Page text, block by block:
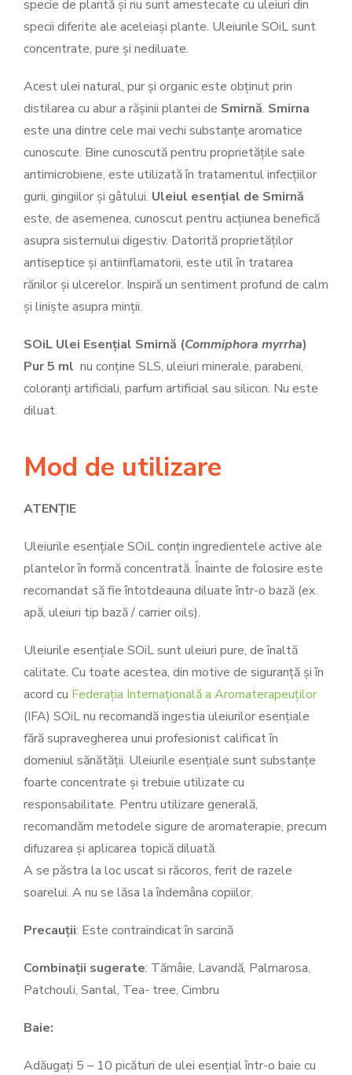
specie de plantă și nu sunt amestecate cu uleiuri din
specii diferite ale aceleiași plante. Uleiurile SOiL sunt
concentrate, pure și nediluate.
Acest ulei natural, pur și organic este obținut prin
distilarea cu abur a rășinii plantei de Smirnă. Smirna
este una dintre cele mai vechi substanțe aromatice
cunoscute. Bine cunoscută pentru proprietățile sale
antimicrobiene, este utilizată în tratamentul infecțiilor
gurii, gingiilor și gâtului. Uleiul esențial de Smirnă
este, de asemenea, cunoscut pentru acțiunea benefică
asupra sistemului digestiv. Datorită proprietăților
antiseptice și antiinflamatorii, este util în tratarea
rănilor și ulcerelor. Inspiră un sentiment profund de calm
și liniște asupra minții.
SOiL Ulei Esențial Smirnă (Commiphora myrrha)
Pur 5 ml nu conține SLS, uleiuri minerale, parabeni,
coloranți artificiali, parfum artificial sau silicon. Nu este
diluat.
Mod de utilizare
ATENȚIE
Uleiurile esențiale SOiL conțin ingredientele active ale
plantelor în formă concentrată. Înainte de folosire este
recomandat să fie întotdeauna diluate într-o bază (ex.
apă, uleiuri tip bază / carrier oils).
Uleiurile esențiale SOiL sunt uleiuri pure, de înaltă
calitate. Cu toate acestea, din motive de siguranță și în
acord cu Federația Internațională a Aromaterapeuților
(IFA) SOiL nu recomandă ingestia uleiurilor esențiale
fără supravegherea unui profesionist calificat în
domeniul sănătății. Uleiurile esențiale sunt substanțe
foarte concentrate și trebuie utilizate cu
responsabilitate. Pentru utilizare generală,
recomandăm metodele sigure de aromaterapie, precum
difuzarea și aplicarea topică diluată.
A se păstra la loc uscat si răcoros, ferit de razele
soarelui. A nu se lăsa la îndemâna copiilor.
Precauții: Este contraindicat în sarcină
Combinații sugerate: Tămâie, Lavandă, Palmarosa,
Patchouli, Santal, Tea- tree, Cimbru
Baie:
Adăugați 5 – 10 picături de ulei esențial într-o baie cu